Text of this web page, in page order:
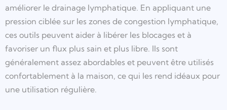
améliorer le drainage lymphatique. En appliquant une
pression ciblée sur les zones de congestion lymphatique,
ces outils peuvent aider à libérer les blocages et à
favoriser un flux plus sain et plus libre. Ils sont
généralement assez abordables et peuvent être utilisés
confortablement à la maison, ce qui les rend idéaux pour
une utilisation régulière.